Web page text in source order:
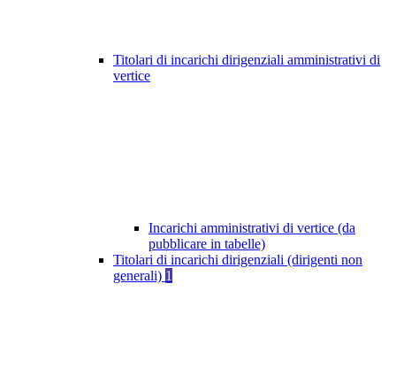
Titolari di incarichi dirigenziali amministrativi di
vertice
Incarichi amministrativi di vertice (da
pubblicare in tabelle)
Titolari di incarichi dirigenziali (dirigenti non
generali) 1